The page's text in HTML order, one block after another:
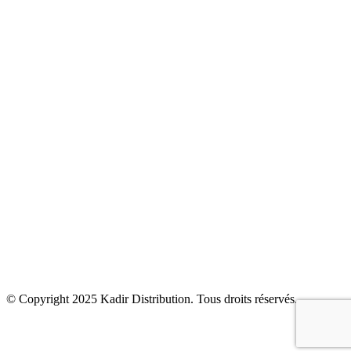
© Copyright 2025 Kadir Distribution. Tous droits réservés.